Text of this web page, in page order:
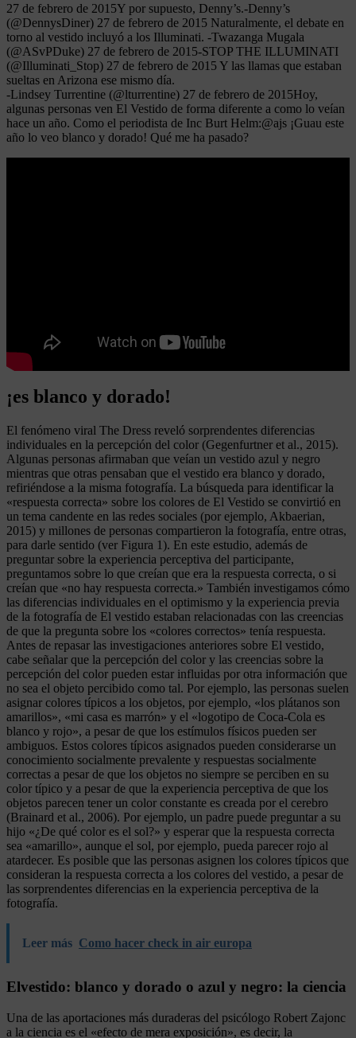
27 de febrero de 2015Y por supuesto, Denny’s.-Denny’s
(@DennysDiner) 27 de febrero de 2015 Naturalmente, el debate en
torno al vestido incluyó a los Illuminati. -Twazanga Mugala
(@ASvPDuke) 27 de febrero de 2015-STOP THE ILLUMINATI
(@Illuminati_Stop) 27 de febrero de 2015 Y las llamas que estaban
sueltas en Arizona ese mismo día.
-Lindsey Turrentine (@lturrentine) 27 de febrero de 2015Hoy,
algunas personas ven El Vestido de forma diferente a como lo veían
hace un año. Como el periodista de Inc Burt Helm:@ajs ¡Guau este
año lo veo blanco y dorado! Qué me ha pasado?
¡es blanco y dorado!
El fenómeno viral The Dress reveló sorprendentes diferencias
individuales en la percepción del color (Gegenfurtner et al., 2015).
Algunas personas afirmaban que veían un vestido azul y negro
mientras que otras pensaban que el vestido era blanco y dorado,
refiriéndose a la misma fotografía. La búsqueda para identificar la
«respuesta correcta» sobre los colores de El Vestido se convirtió en
un tema candente en las redes sociales (por ejemplo, Akbaerian,
2015) y millones de personas compartieron la fotografía, entre otras,
para darle sentido (ver Figura 1). En este estudio, además de
preguntar sobre la experiencia perceptiva del participante,
preguntamos sobre lo que creían que era la respuesta correcta, o si
creían que «no hay respuesta correcta.» También investigamos cómo
las diferencias individuales en el optimismo y la experiencia previa
de la fotografía de El vestido estaban relacionadas con las creencias
de que la pregunta sobre los «colores correctos» tenía respuesta.
Antes de repasar las investigaciones anteriores sobre El vestido,
cabe señalar que la percepción del color y las creencias sobre la
percepción del color pueden estar influidas por otra información que
no sea el objeto percibido como tal. Por ejemplo, las personas suelen
asignar colores típicos a los objetos, por ejemplo, «los plátanos son
amarillos», «mi casa es marrón» y el «logotipo de Coca-Cola es
blanco y rojo», a pesar de que los estímulos físicos pueden ser
ambiguos. Estos colores típicos asignados pueden considerarse un
conocimiento socialmente prevalente y respuestas socialmente
correctas a pesar de que los objetos no siempre se perciben en su
color típico y a pesar de que la experiencia perceptiva de que los
objetos parecen tener un color constante es creada por el cerebro
(Brainard et al., 2006). Por ejemplo, un padre puede preguntar a su
hijo «¿De qué color es el sol?» y esperar que la respuesta correcta
sea «amarillo», aunque el sol, por ejemplo, pueda parecer rojo al
atardecer. Es posible que las personas asignen los colores típicos que
consideran la respuesta correcta a los colores del vestido, a pesar de
las sorprendentes diferencias en la experiencia perceptiva de la
fotografía.
Leer más Como hacer check in air europa
Elvestido: blanco y dorado o azul y negro: la ciencia
Una de las aportaciones más duraderas del psicólogo Robert Zajonc
a la ciencia es el «efecto de mera exposición», es decir, la